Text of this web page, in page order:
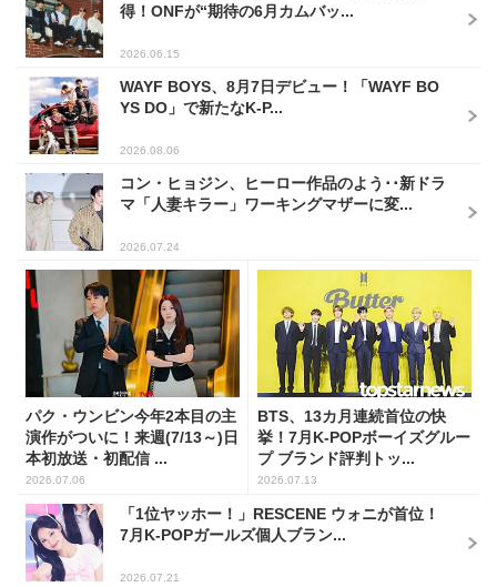
得！ONFが“期待の6月カムバッ...
2026.06.15
WAYF BOYS、8月7日デビュー！「WAYF BO
YS DO」で新たなK-P...
2026.08.06
コン・ヒョジン、ヒーロー作品のよう･･新ドラ
マ「人妻キラー」ワーキングマザーに変...
2026.07.24
パク・ウンビン今年2本目の主
演作がついに！来週(7/13～)日
本初放送・初配信 ...
2026.07.06
BTS、13カ月連続首位の快
挙！7月K-POPボーイズグルー
プ ブランド評判トッ...
2026.07.13
「1位ヤッホー！」RESCENE ウォニが首位！
7月K-POPガールズ個人ブラン...
2026.07.21